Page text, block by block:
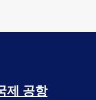
제 공항